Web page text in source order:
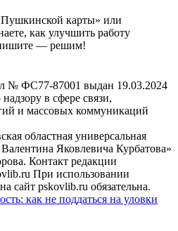
карты» или
как улучшить работу
— решим!
№ ФС77-87001 выдан 19.03.2024
в сфере связи,
и массовых коммуникаций
областная универсальная
Яковлевича Курбатова»
Контакт редакции
При использовании
сайт pskovlib.ru обязательна.
как не поддаться на уловки